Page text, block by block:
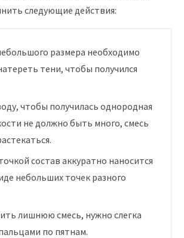
следующие действия:
размера необходимо
тени, чтобы получился
чтобы получилась однородная
не должно быть много, смесь
состав аккуратно наносится
небольших точек разного
лишнюю смесь, нужно слегка
по пятнам.